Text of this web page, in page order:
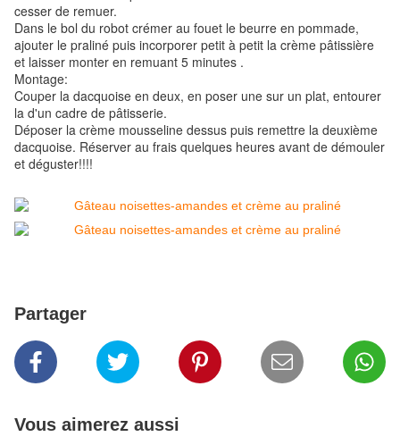
cesser de remuer.
Dans le bol du robot crémer au fouet le beurre en pommade,
ajouter le praliné puis incorporer petit à petit la crème pâtissière
et laisser monter en remuant 5 minutes .
Montage:
Couper la dacquoise en deux, en poser une sur un plat, entourer
la d'un cadre de pâtisserie.
Déposer la crème mousseline dessus puis remettre la deuxième
dacquoise. Réserver au frais quelques heures avant de démouler
et déguster!!!!
Partager
Vous aimerez aussi